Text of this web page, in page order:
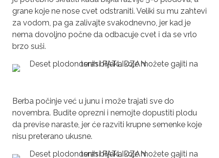
grane koje ne nose cvet odstraniti. Veliki su mu zahtevi
za vodom, pa ga zalivajte svakodnevno, jer kad je
nema dovoljno počne da odbacuje cvet i da se vrlo
brzo suši.
Berba počinje već u junu i može trajati sve do
novembra. Budite oprezni i nemojte dopustiti plodu
da previse naraste, jer će razviti krupne semenke koje
nisu preterano ukusne.